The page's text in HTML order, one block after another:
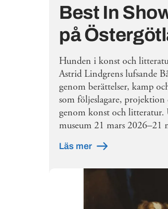
Best In
på
Hunden i konst och
Astrid Lindgrens lufsande
genom berättelser, kamp
som följeslagare,
genom konst och litteratur.
museum 21 mars 2026–21
Läs mer